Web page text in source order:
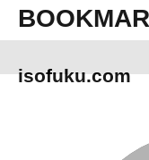
isofuku.com